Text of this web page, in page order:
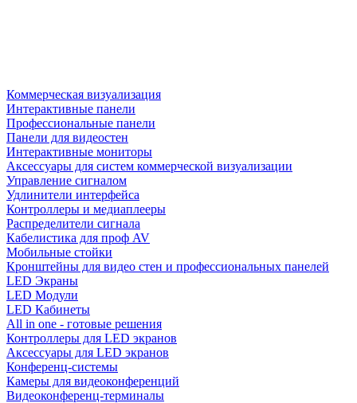
Коммерческая визуализация
Интерактивные панели
Профессиональные панели
Панели для видеостен
Интерактивные мониторы
Аксессуары для систем коммерческой визуализации
Управление сигналом
Удлинители интерфейса
Контроллеры и медиаплееры
Распределители сигнала
Кабелистика для проф AV
Мобильные стойки
Кронштейны для видео стен и профессиональных панелей
LED Экраны
LED Модули
LED Кабинеты
All in one - готовые решения
Контроллеры для LED экранов
Аксессуары для LED экранов
Конференц-системы
Камеры для видеоконференций
Видеоконференц-терминалы